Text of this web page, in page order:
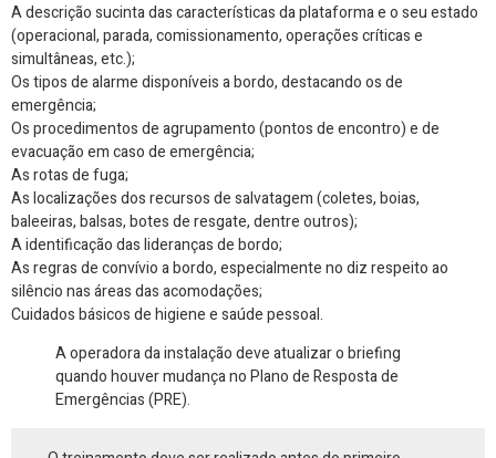
A descrição sucinta das características da plataforma e o seu estado
(operacional, parada, comissionamento, operações críticas e
simultâneas, etc.);
Os tipos de alarme disponíveis a bordo, destacando os de
emergência;
Os procedimentos de agrupamento (pontos de encontro) e de
evacuação em caso de emergência;
As rotas de fuga;
As localizações dos recursos de salvatagem (coletes, boias,
baleeiras, balsas, botes de resgate, dentre outros);
A identificação das lideranças de bordo;
As regras de convívio a bordo, especialmente no diz respeito ao
silêncio nas áreas das acomodações;
Cuidados básicos de higiene e saúde pessoal.
A operadora da instalação deve atualizar o briefing
quando houver mudança no Plano de Resposta de
Emergências (PRE).